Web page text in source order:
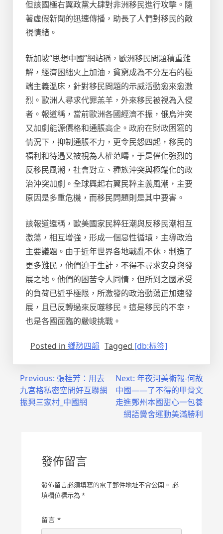
但該國極右翼政黨大肆對非洲移民進行攻擊。隨
著虛假新聞的迅速傳播，助長了人們對移民的敵
視情緒。
新加坡“思想中國”網站稱，歐洲移民問題積重難
解，經濟困絀火上加油，貧窮成為不分左右的極
端主義溫床，針對移民問題的示威活動愈來愈激
烈。歐洲人尋求代罪羔羊，外來移民被視為入侵
者。報道稱，當前歐洲各國經濟不振，俄烏沖突
又加劇能源價格和通脹高企。政府在財政困窘的
情況下，抑制通脹不力，更令民怨四起，移民的
福利和待遇又被視為人權范疇，于是催化強烈的
反移民風潮，社會對立、種族沖突與極端化的政
治沖突加劇。全球興起右翼民粹主義風潮，主要
原因是多重危機，而移民問題則是其中要害。
該報道還稱，歐美國家民粹狂潮與反移民潮相互
激蕩，相互增強，形成一個惡性循環，主導政治
主要議題。由于近年世界各地戰亂不休，制造了
更多難民，他們迫于生計，不得不尋求安身與發
展之地。他們的困苦令人同情，但所到之國承受
的負荷已近乎極限，所激發的政治動蕩正加速發
展，且已反轉過來反噬移民。這是移民的不幸，
也是各國面臨的嚴峻挑戰。
Posted in 鄉愁四韻 Tagged [db:标签]
Previous: 張桂芳：用去
九宮格私密空間好互聯網
振興三家村_中國網
Next: 年夜河美術報-何故
中國——了不得的甲骨文
走進鄭州本國甜心一包養
網語黌舍運動美滿勝利
發佈留言
發佈留言必須填寫的電子郵件地址不會公開。 必
填欄位標示為 *
留言 *